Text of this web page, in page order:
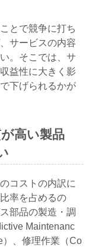
とで競争に打ち
サービスの内容
。そこでは、サ
益性に大きく影
下げられるかが
高い製品
コストの内訳に
率を占めるの
部品の製造・調
Maintenanc
、修理作業（Co